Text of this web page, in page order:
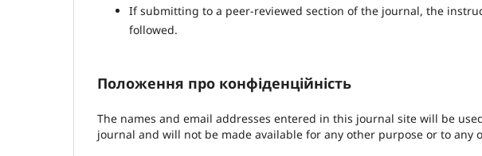
If submitting to a peer-reviewed section of the journal, the
followed.
Положення про конфіденційність
The names and email addresses entered in this journal site will be
journal and will not be made available for any other purpose or to any